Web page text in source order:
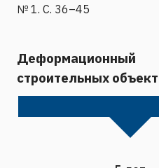
№ 1. С. 36–45
строительных